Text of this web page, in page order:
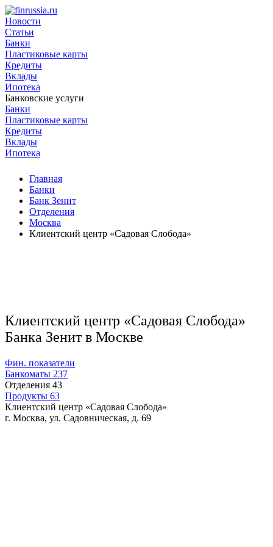
Новости
Статьи
Банки
Пластиковые карты
Кредиты
Вклады
Ипотека
Банковские услуги
Банки
Пластиковые карты
Кредиты
Вклады
Ипотека
Главная
Банки
Банк Зенит
Отделения
Москва
Клиентский центр «Садовая Слобода»
Клиентский центр «Садовая Слобода»
Банка Зенит в Москве
Фин. показатели
Банкоматы 237
Отделения 43
Продукты 63
Клиентский центр «Садовая Слобода»
г. Москва, ул. Садовническая, д. 69